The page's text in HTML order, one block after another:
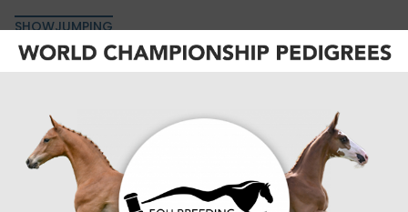
SHOWJUMPING
Xander Van Es domineert 1.40m
hoofdrubriek in Zellik! "Soms win ik gewoon
Afgelopen zaterdag kwamen opnieuw heel wat
combinaties aan de start in Zellik. In de 1.40m
hoofdrubriek sprong Xander Van Es naar de eerste
en tweede plaats. Samen met Impuls vd...